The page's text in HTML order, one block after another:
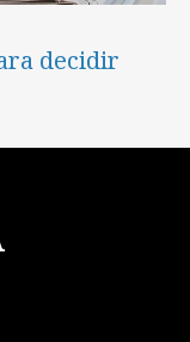
decidir